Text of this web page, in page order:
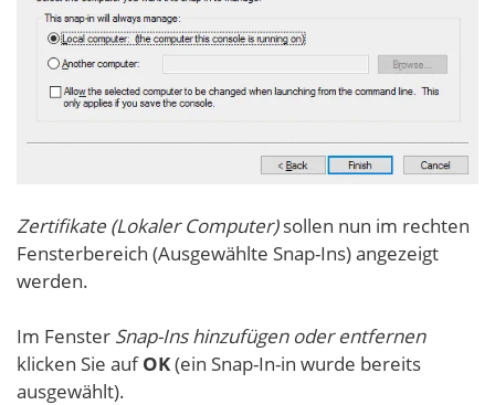
Zertifikate (Lokaler Computer)sollen nun im rechten
Fensterbereich (Ausgewählte Snap-Ins) angezeigt
werden.
Im Fenster Snap-Ins hinzufügen oder entfernen
klicken Sie aufOK(ein Snap-In-in wurde bereits
ausgewählt).